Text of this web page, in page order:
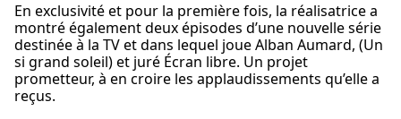
En exclusivité et pour la première fois, la réalisatrice a
montré également deux épisodes d’une nouvelle série
destinée à la TV et dans lequel joue Alban Aumard, (Un
si grand soleil) et juré Écran libre. Un projet
prometteur, à en croire les applaudissements qu’elle a
reçus.